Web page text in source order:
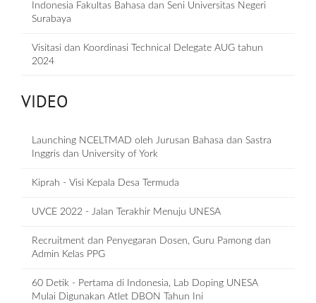
Indonesia Fakultas Bahasa dan Seni Universitas Negeri
Surabaya
Visitasi dan Koordinasi Technical Delegate AUG tahun
2024
VIDEO
Launching NCELTMAD oleh Jurusan Bahasa dan Sastra
Inggris dan University of York
Kiprah - Visi Kepala Desa Termuda
UVCE 2022 - Jalan Terakhir Menuju UNESA
Recruitment dan Penyegaran Dosen, Guru Pamong dan
Admin Kelas PPG
60 Detik - Pertama di Indonesia, Lab Doping UNESA
Mulai Digunakan Atlet DBON Tahun Ini